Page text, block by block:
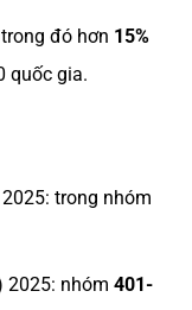
đó hơn 15%
quốc gia.
trong nhóm
2025: nhóm 401-